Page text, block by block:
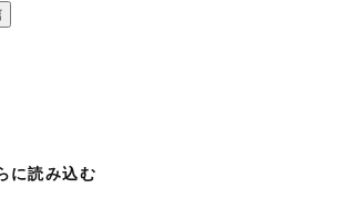
に読み込む